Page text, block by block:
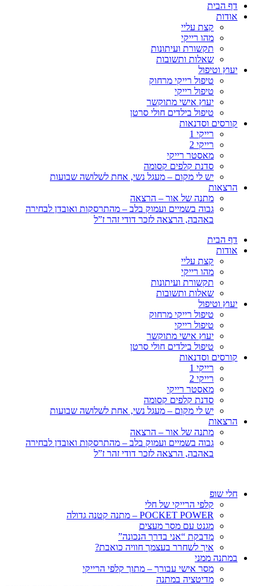
דף הבית
אודות
קצת עליי
מהו רייקי
תקשורת ועיתונות
שאלות ותשובות
יעוץ וטיפול
טיפול רייקי מרחוק
טיפול רייקי
יעוץ אישי מתוקשר
טיפול בילדים חולי סרטן
קורסים וסדנאות
רייקי 1
רייקי 2
מאסטר רייקי
סדנת קלפים קסומה
יש לי מקום – מעגל נשי, אחת לשלושה שבועות
הרצאות
מתנה של אור – הרצאה
גבוה בשמיים ועמוק בלב – מהתרסקות ואובדן לבחירה
באהבה, הרצאה לזכר דודי זהר ז”ל
דף הבית
אודות
קצת עליי
מהו רייקי
תקשורת ועיתונות
שאלות ותשובות
יעוץ וטיפול
טיפול רייקי מרחוק
טיפול רייקי
יעוץ אישי מתוקשר
טיפול בילדים חולי סרטן
קורסים וסדנאות
רייקי 1
רייקי 2
מאסטר רייקי
סדנת קלפים קסומה
יש לי מקום – מעגל נשי, אחת לשלושה שבועות
הרצאות
מתנה של אור – הרצאה
גבוה בשמיים ועמוק בלב – מהתרסקות ואובדן לבחירה
באהבה, הרצאה לזכר דודי זהר ז”ל
חלי שופ
קלפי הרייקי של חלי
POCKET POWER – מתנה קטנה גדולה
מגנט עם מסר מעצים
מדבקת “אני בדרך הנכונה”
איך לשחרר בעצמך חוויה כואבת?
במתנה ממני
מסר אישי עבורך – מתוך קלפי הרייקי
מדיטציה במתנה